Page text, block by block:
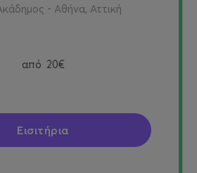
- Αθήνα, Αττική
από 20€
Εισιτήρια